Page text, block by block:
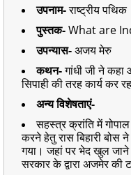
उपनाम-राष्ट्रीय पथिक
पुस्तक-What are
उपन्यास-अजय मेरु
कथन-गांधी जी ने कहा
सिपाही की तरह कार्य कर
अन्य विशेषताएं-
सहस्त्र क्रांति में
करने हेतु रास बिहारी बोस
गया। जहां पर भेद खुल
सरकार के द्वारा अजमेर की